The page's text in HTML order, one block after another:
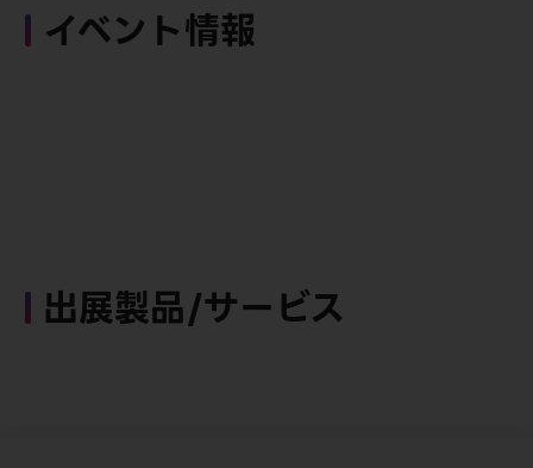
イベント情報
出展製品/サービス